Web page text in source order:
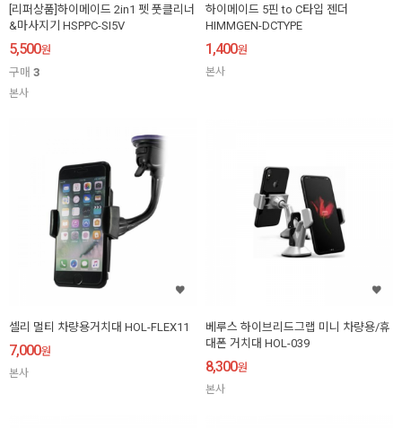
[리퍼상품]하이메이드 2in1 펫 풋클리너
&마사지기 HSPPC-SI5V
5,500원
구매 3
본사
하이메이드 5핀 to C타입 젠더
HIMMGEN-DCTYPE
1,400원
본사
셀리 멀티 차량용거치대 HOL-FLEX11
7,000원
본사
베루스 하이브리드그랩 미니 차량용/휴
대폰 거치대 HOL-039
8,300원
본사